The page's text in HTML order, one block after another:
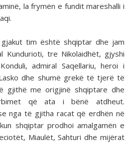
la frymën e fundit mareshalli i
tim është shqiptar dhe jam
Kundurioti, tre Nikolaidhët, gjyshi
admiral Saqellariu, heroi i
dhe shumë grekë të tjerë të
gjithë me origjinë shqiptare dhe
që ata i bënë atdheut.
nga të gjitha racat që erdhën në
shqiptar prodhoi amalgamën e
Miaulët, Sahturi dhe mijërat